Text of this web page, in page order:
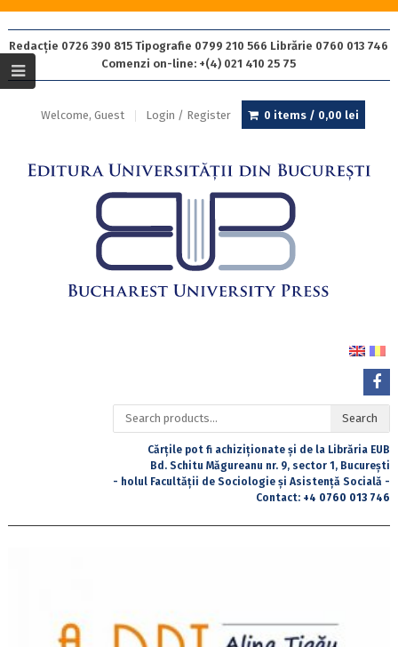
Redacție 0726 390 815 Tipografie 0799 210 566 Librărie 0760 013 746
Comenzi on-line: +(4) 021 410 25 75
Welcome, Guest Login / Register 0 items / 0,00 lei
Search
for:
Search
Cărțile pot fi achiziționate și de la Librăria EUB
Bd. Schitu Măgureanu nr. 9, sector 1, București
- holul Facultății de Sociologie și Asistență Socială -
Contact: +4 0760 013 746